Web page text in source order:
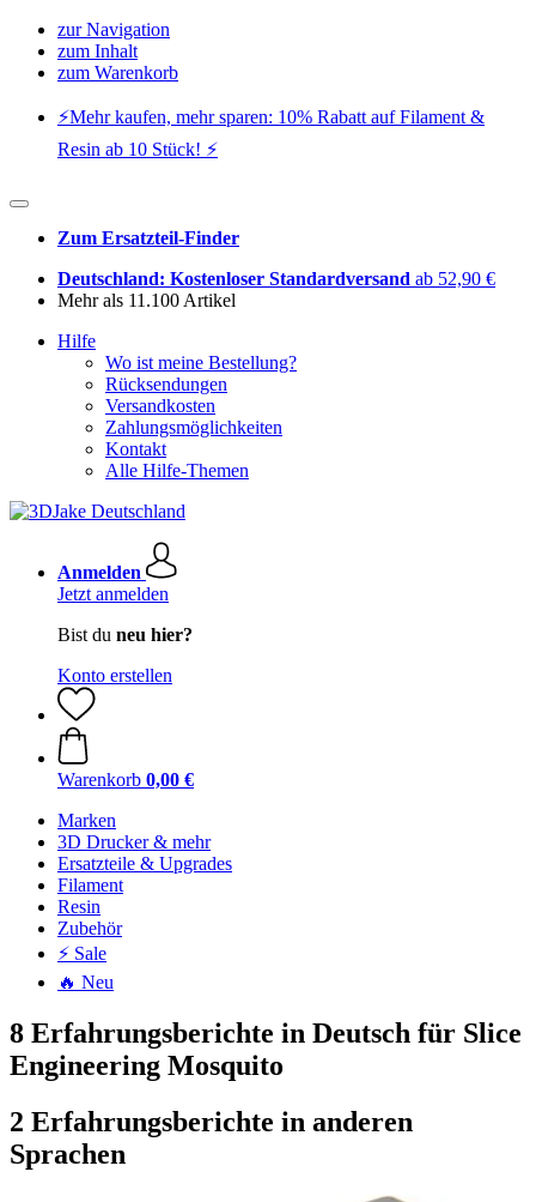
zur Navigation
zum Inhalt
zum Warenkorb
⚡️Mehr kaufen, mehr sparen: 10% Rabatt auf Filament &
Resin ab 10 Stück! ⚡️
Zum Ersatzteil-Finder
Deutschland: Kostenloser Standardversand ab 52,90 €
Mehr als 11.100 Artikel
Hilfe
Wo ist meine Bestellung?
Rücksendungen
Versandkosten
Zahlungsmöglichkeiten
Kontakt
Alle Hilfe-Themen
Anmelden
Jetzt anmelden
Bist du neu hier?
Konto erstellen
Warenkorb 0,00 €
Marken
3D Drucker & mehr
Ersatzteile & Upgrades
Filament
Resin
Zubehör
⚡ Sale
🔥 Neu
8 Erfahrungsberichte in Deutsch für Slice
Engineering Mosquito
2 Erfahrungsberichte in anderen
Sprachen